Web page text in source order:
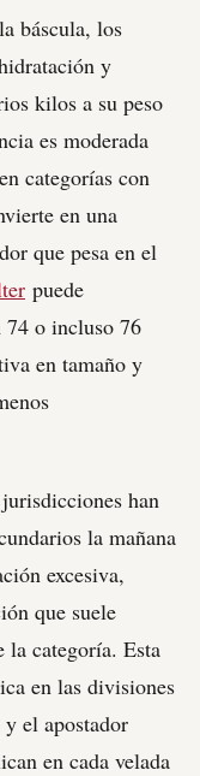
báscula, los
y
kilos a su peso
es moderada
categorías con
en una
que pesa en el
puede
74 o incluso 76
en tamaño y
han
la mañana
excesiva,
que suele
la categoría. Esta
en las divisiones
el apostador
en cada velada